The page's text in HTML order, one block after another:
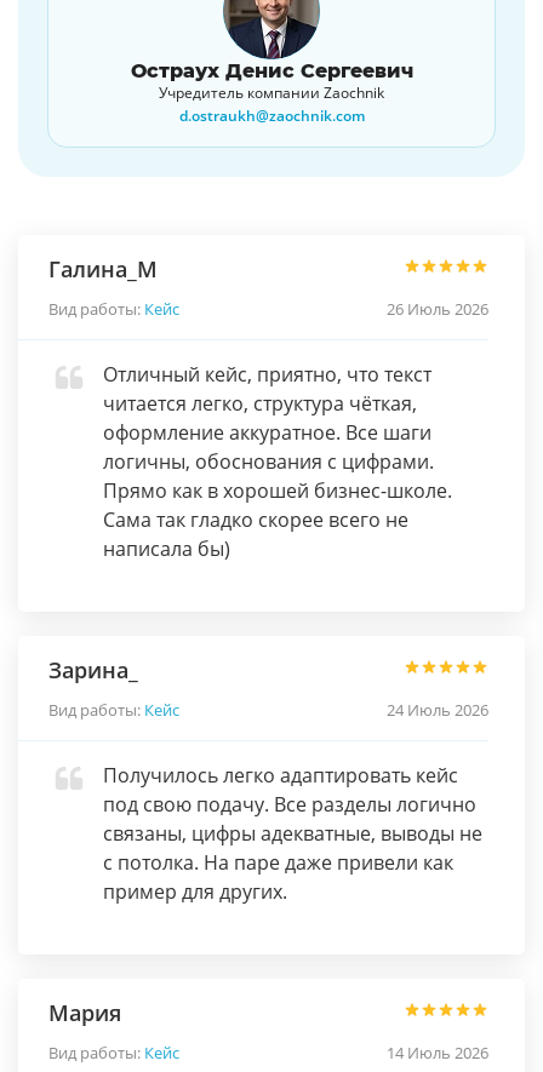
Остраух Денис Сергеевич
Учредитель компании Zaochnik
d.ostraukh@zaochnik.com
Галина_М
Вид работы: Кейс 26 Июль 2026
Отличный кейс, приятно, что текст
читается легко, структура чёткая,
оформление аккуратное. Все шаги
логичны, обоснования с цифрами.
Прямо как в хорошей бизнес-школе.
Сама так гладко скорее всего не
написала бы)
Зарина_
Вид работы: Кейс 24 Июль 2026
Получилось легко адаптировать кейс
под свою подачу. Все разделы логично
связаны, цифры адекватные, выводы не
с потолка. На паре даже привели как
пример для других.
Мария
Вид работы: Кейс 14 Июль 2026